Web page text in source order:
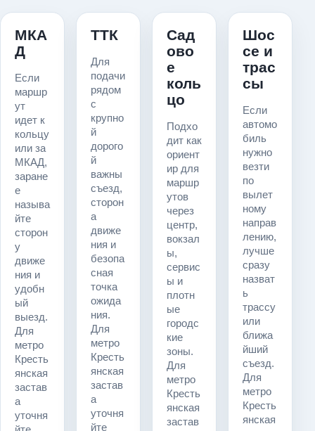
МКА
Д
Если
маршр
ут
идет к
кольцу
или за
МКАД,
заране
е
называ
йте
сторон
у
движе
ния и
удобн
ый
выезд.
Для
метро
Кресть
янская
застав
а
уточня
ТТК
Для
подачи
рядом
с
крупно
й
дорого
й
важны
съезд,
сторон
а
движе
ния и
безопа
сная
точка
ожида
ния.
Для
метро
Кресть
янская
застав
а
уточня
йте
Сад
ово
е
коль
цо
Подхо
дит как
ориент
ир для
маршр
утов
через
центр,
вокзал
ы,
сервис
ы и
плотн
ые
городс
кие
зоны.
Для
метро
Кресть
янская
застав
Шос
се и
трас
сы
Если
автомо
биль
нужно
везти
по
вылет
ному
направ
лению,
лучше
сразу
назват
ь
трассу
или
ближа
йший
съезд.
Для
метро
Кресть
янская